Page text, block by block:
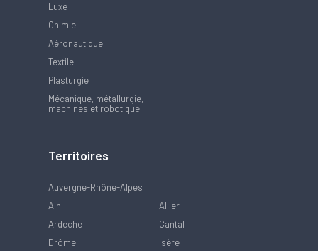
Luxe
Chimie
Aéronautique
Textile
Plasturgie
Mécanique, métallurgie,
machines et robotique
Territoires
Auvergne-Rhône-Alpes
Ain
Allier
Ardèche
Cantal
Drôme
Isère